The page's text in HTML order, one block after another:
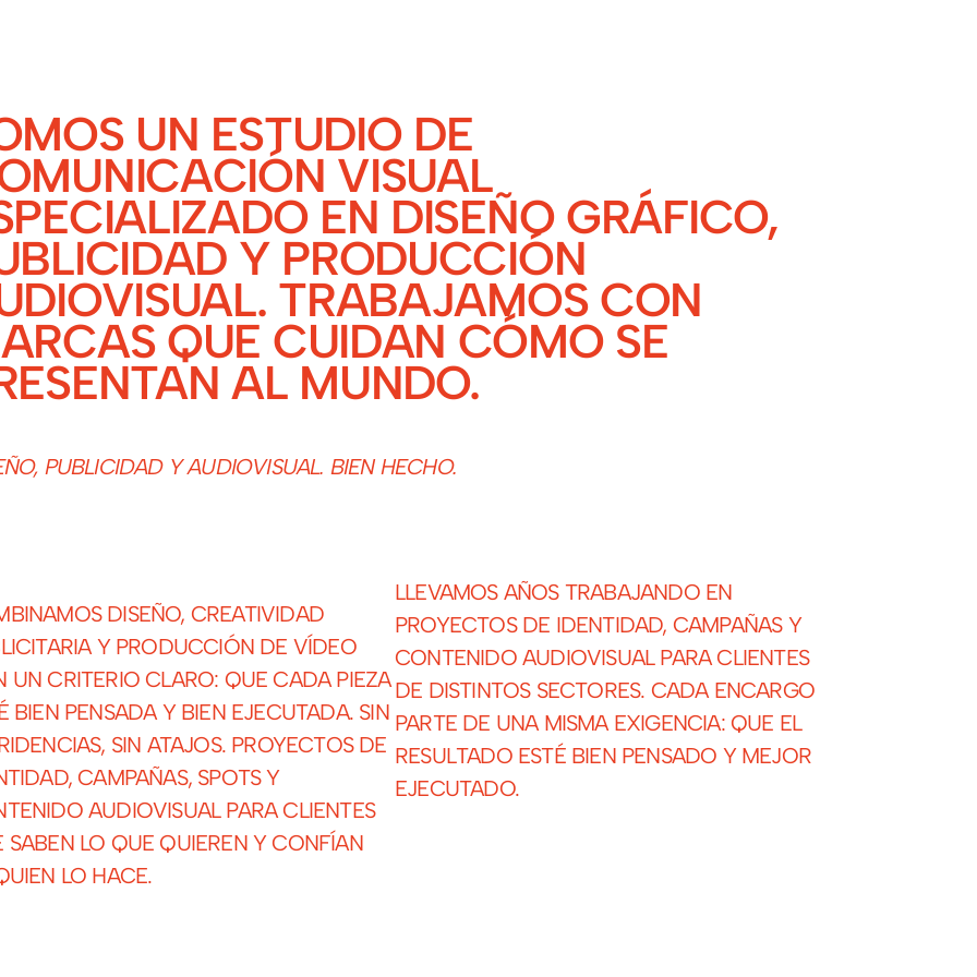
UN ESTUDIO DE
VISUAL
EN DISEÑO GRÁFICO,
Y PRODUCCIÓN
TRABAJAMOS CON
QUE CUIDAN CÓMO SE
AL MUNDO.
PUBLICIDAD Y AUDIOVISUAL. BIEN HECHO.
DISEÑO, CREATIVIDAD
Y PRODUCCIÓN DE VÍDEO
UN CRITERIO CLARO: QUE CADA PIEZA
BIEN PENSADA Y BIEN EJECUTADA. SIN
SIN ATAJOS. PROYECTOS DE
CAMPAÑAS, SPOTS Y
AUDIOVISUAL PARA CLIENTES
SABEN LO QUE QUIEREN Y CONFÍAN
LO HACE.
LLEVAMOS AÑOS TRABAJANDO EN
PROYECTOS DE IDENTIDAD, CAMPAÑAS Y
CONTENIDO AUDIOVISUAL PARA CLIENTES
DE DISTINTOS SECTORES. CADA ENCARGO
PARTE DE UNA MISMA EXIGENCIA: QUE EL
RESULTADO ESTÉ BIEN PENSADO Y MEJOR
EJECUTADO.